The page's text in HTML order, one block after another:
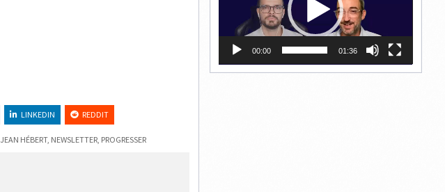
LINKEDIN REDDIT
JEAN HÉBERT, NEWSLETTER, PROGRESSER
00:00 01:36